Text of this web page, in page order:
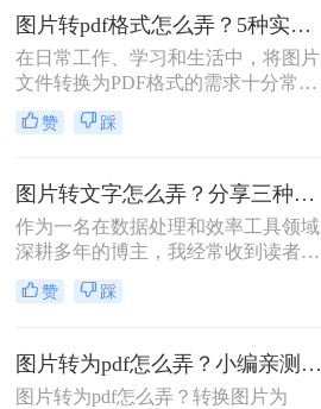
不是免费的，或者功能受限。那么，
今天我就来为大家介绍几种免费实现
图片转文字的方法，并分享详细的步
骤，让大家轻松解决图片转文字怎么
弄免费问题。
图片转pdf格式怎么弄？5种实用的转换方法！
在日常工作、学习和生活中，将图片
文件转换为PDF格式的需求十分常
见。PDF格式因其跨平台兼容性强、
内容不易篡改、排版稳定等优势，成
转pdf格式怎么弄呢？本文将介绍几种
常见的图片转PDF方法，帮助用户高
效完成转换。
赞 踩
图片转文字怎么弄？分享三种实用方法！
作为一名在数据处理和效率工具领域
深耕多年的博主，我经常收到读者的
私信：“图片转文字怎么弄？有没有
既免费又准确的方法？”确实，在日
遇到需要从截图、照片或扫描件中提
取文字的场景。
赞 踩
图片转为pdf怎么弄？小编亲测5种实用方法，告别繁琐操作！
图片转为pdf怎么弄？转换图片为